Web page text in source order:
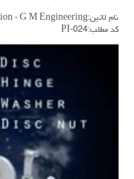
نام لاتین:Swing Check Valve Animation - G M Engineering
کد مطلب:PI-024